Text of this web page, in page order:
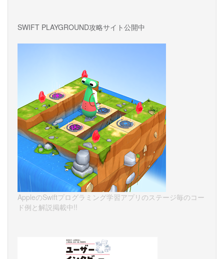
SWIFT PLAYGROUND攻略サイト公開中
AppleのSwiftプログラミング学習アプリのステージ毎のコー
ド例と解説掲載中!!